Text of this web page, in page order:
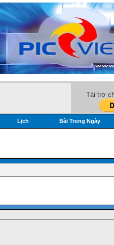
Tài trợ
Lịch Bài Trong Ngày